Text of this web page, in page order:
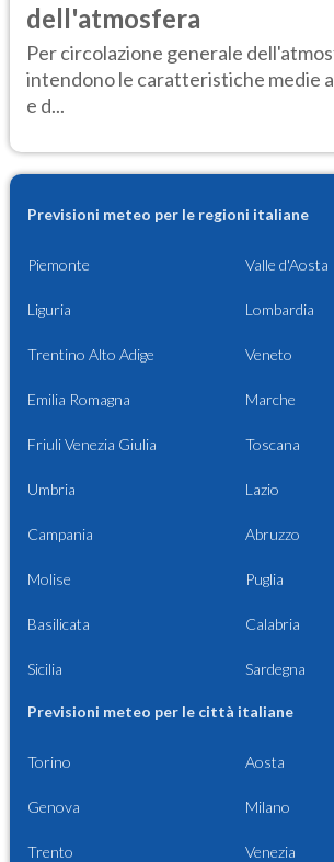
dell'atmosfera
Per circolazione generale
intendono le caratteristiche medie
e d...
Previsioni meteo per le regioni italiane
Piemonte Valle d'Aosta
Liguria Lombardia
Trentino Alto Adige Veneto
Emilia Romagna Marche
Friuli Venezia Giulia Toscana
Umbria Lazio
Campania Abruzzo
Molise Puglia
Basilicata Calabria
Sicilia Sardegna
Previsioni meteo per le città italiane
Torino Aosta
Genova Milano
Trento Venezia